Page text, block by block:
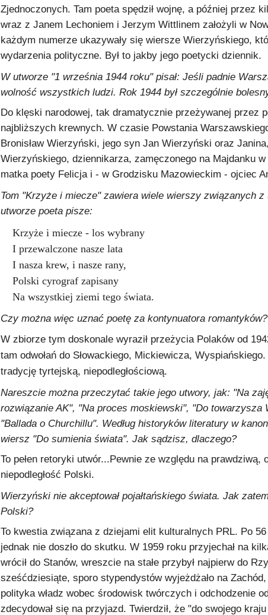
Zjednoczonych. Tam poeta spędził wojnę, a później przez
wraz z Janem Lechoniem i Jerzym Wittlinem założyli w
każdym numerze ukazywały się wiersze Wierzyńskiego,
wydarzenia polityczne. Był to jakby jego poetycki dziennik.
W utworze "1 września 1944 roku" pisał: Jeśli padnie
wolność wszystkich ludzi. Rok 1944 był szczególnie
Do klęski narodowej, tak dramatycznie przeżywanej przez
najbliższych krewnych. W czasie Powstania
Bronisław Wierzyński, jego syn Jan Wierzyński oraz
Wierzyńskiego, dziennikarza, zamęczonego na Majdanku
matka poety Felicja i - w Grodzisku Mazowieckim - ojciec
Tom "Krzyże i miecze" zawiera wiele wierszy związanych
utworze poeta pisze:
Krzyże i miecze - los wybrany
I przewalczone nasze lata
I nasza krew, i nasze rany,
Polski cyrograf zapisany
Na wszystkiej ziemi tego świata.
Czy można więc uznać poetę za kontynuatora romantyków?
W zbiorze tym doskonale wyraził przeżycia Polaków od
tam odwołań do Słowackiego, Mickiewicza,
tradycję tyrtejską, niepodległościową.
Nareszcie można przeczytać takie jego utwory, jak: "Na
rozwiązanie AK", "Na proces moskiewski", "Do towarzysza
"Ballada o Churchillu". Według historyków literatury w
wiersz "Do sumienia świata". Jak sądzisz, dlaczego?
To pełen retoryki utwór...Pewnie ze względu na
niepodległość Polski.
Wierzyński nie akceptował pojałtańskiego świata. Jak
Polski?
To kwestia związana z dziejami elit kulturalnych PRL. Po
jednak nie doszło do skutku. W 1959 roku przyjechał na
wrócił do Stanów, wreszcie na stałe przybył najpierw do
sześćdziesiąte, sporo stypendystów wyjeżdżało na
polityka władz wobec środowisk twórczych i odchodzenie
zdecydował się na przyjazd. Twierdził, że "do swojego